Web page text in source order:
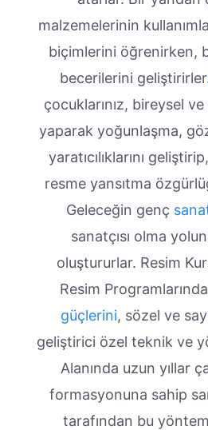
malzemelerinin
biçimlerini öğrenirken,
becerilerini
çocuklarınız, bireysel ve
yaparak yoğunlaşma,
yaratıcılıklarını
resme yansıtma
Geleceğin genç
sanatçısı olma
oluştururlar. Resim
Resim
güçlerini, sözel ve
geliştirici özel teknik ve
Alanında uzun yıllar
formasyonuna sahip
tarafından bu